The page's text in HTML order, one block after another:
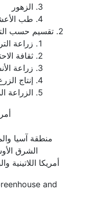
الزهور
طب
تقسيم حسب
زراعة
ثقافة
زراعة
إنتاج
الزراعة
منطقة آسيا
الشرق
أمريكا اللاتينية
and